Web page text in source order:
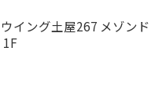
イング土屋267 メゾンド